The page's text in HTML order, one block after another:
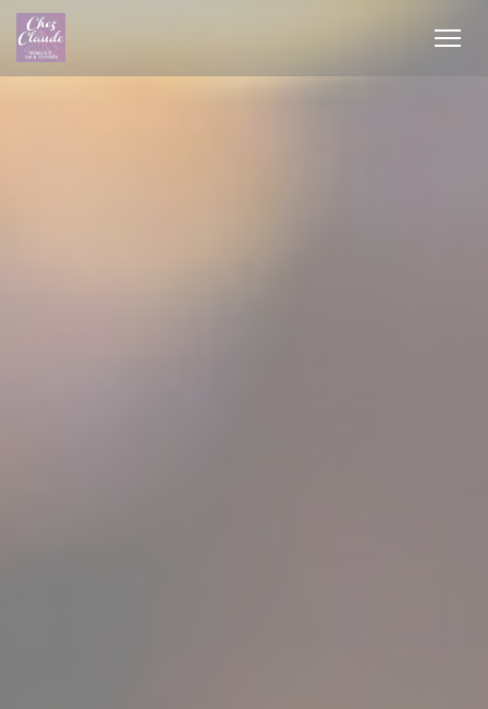
Personalizzazione delle tue scelte sui cookie